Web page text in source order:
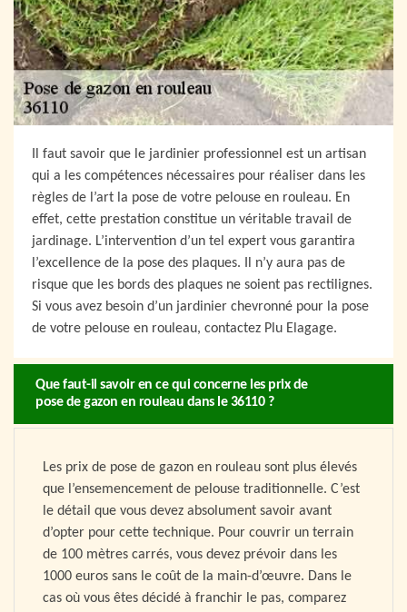
Il faut savoir que le jardinier professionnel est un artisan
qui a les compétences nécessaires pour réaliser dans les
règles de l’art la pose de votre pelouse en rouleau. En
effet, cette prestation constitue un véritable travail de
jardinage. L’intervention d’un tel expert vous garantira
l’excellence de la pose des plaques. Il n’y aura pas de
risque que les bords des plaques ne soient pas rectilignes.
Si vous avez besoin d’un jardinier chevronné pour la pose
de votre pelouse en rouleau, contactez Plu Elagage.
Que faut-il savoir en ce qui concerne les prix de
pose de gazon en rouleau dans le 36110 ?
Les prix de pose de gazon en rouleau sont plus élevés
que l’ensemencement de pelouse traditionnelle. C’est
le détail que vous devez absolument savoir avant
d’opter pour cette technique. Pour couvrir un terrain
de 100 mètres carrés, vous devez prévoir dans les
1000 euros sans le coût de la main-d’œuvre. Dans le
cas où vous êtes décidé à franchir le pas, comparez